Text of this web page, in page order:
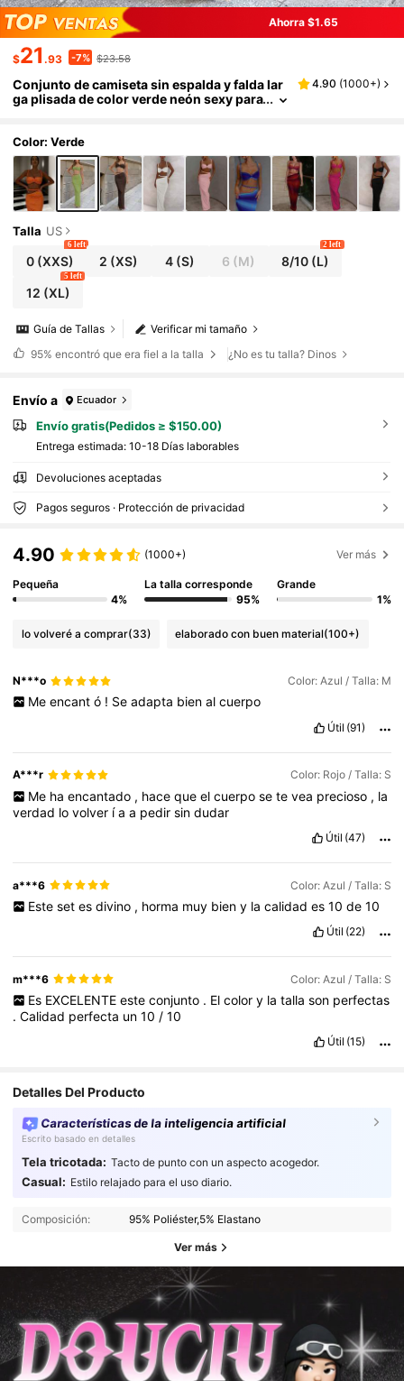
Ahorra $1.65
$21 .93 -7% $23.58
Conjunto de camiseta sin espalda y falda lar
ga plisada de color verde neón sexy para
4.90 (1000+)
Color: Verde
Talla US
0(XXS)
6 left
2 (XS) 4 (S) 6 (M) 8/10 (L)
2 left
12 (XL)
5 left
Verificar mi tamaño
Guía de Tallas
95% encontró que era fiel a la talla ¿No es tu talla? Dinos
Envío a Ecuador
Envío gratis(Pedidos ≥ $150.00)
Entrega estimada: 10-18 Días laborables
Devoluciones aceptadas
Pagos seguros · Protección de privacidad
4.90 (1000+) Ver más
Pequeña
4%
La talla corresponde
95%
Grande
1%
lo volveré a comprar(33) elaborado con buen material(100+)
N***o Color: Azul / Talla: M
Me encant ó ! Se adapta bien al cuerpo
Útil (91)
A***r Color: Rojo / Talla: S
Me ha encantado , hace que el cuerpo se te vea precioso , la
verdad lovolver íaa pedirsindudar
Útil (47)
a***6 Color: Azul / Talla: S
Este set es divino , horma muy bien y la calidad es 10 de 10
Útil (22)
m***6 Color: Azul / Talla: S
Es EXCELENTE este conjunto . El color y la talla son perfectas
.Calidad perfecta un10 /10
Útil (15)
Detalles Del Producto
Características de la inteligencia artificial
Escrito basado en detalles
Tela tricotada: Tacto de punto con un aspecto acogedor.
Casual: Estilo relajado para el uso diario.
Composición: 95% Poliéster,5% Elastano
Ver más